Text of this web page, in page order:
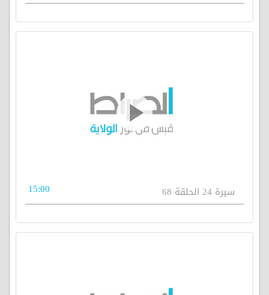
سيرة 24 الحلقة 68 15:00